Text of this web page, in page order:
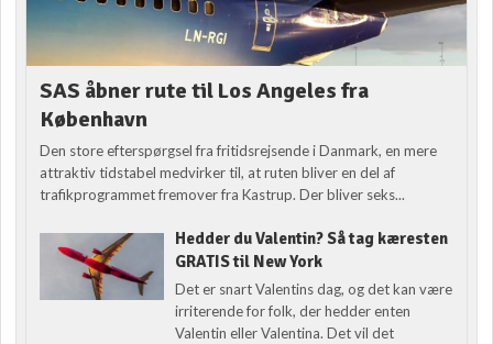
SAS åbner rute til Los Angeles fra
København
Den store efterspørgsel fra fritidsrejsende i Danmark, en mere
attraktiv tidstabel medvirker til, at ruten bliver en del af
trafikprogrammet fremover fra Kastrup. Der bliver seks...
Hedder du Valentin? Så tag kæresten
GRATIS til New York
Det er snart Valentins dag, og det kan være
irriterende for folk, der hedder enten
Valentin eller Valentina. Det vil det